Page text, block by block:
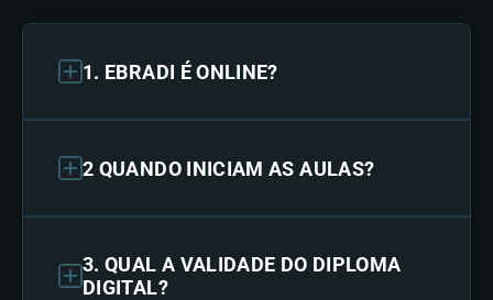
1. EBRADI É ONLINE?
2 QUANDO INICIAM AS AULAS?
3. QUAL A VALIDADE DO DIPLOMA
DIGITAL?